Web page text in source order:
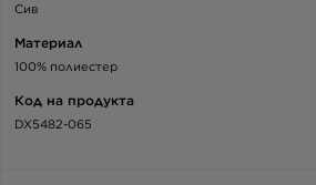
Сив
Материал
100% полиестер
Код на продукта
DX5482-065